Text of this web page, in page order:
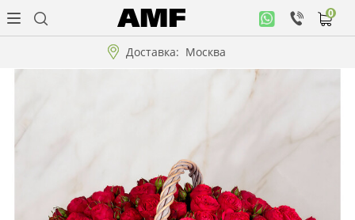
Доставка: Москва
0
кабинет
Цветы